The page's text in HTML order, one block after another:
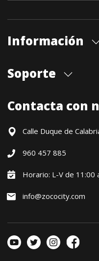
Información
Cita previa tienda
Contacto
Soporte
Formas de pago
Devoluciones / Garantía
Política precio mínimo
Financiación CETELEM
Condiciones generales
Contacta con
Calle Duque de
960 457 885
Horario: L-V de 11:00
info@zococity.com